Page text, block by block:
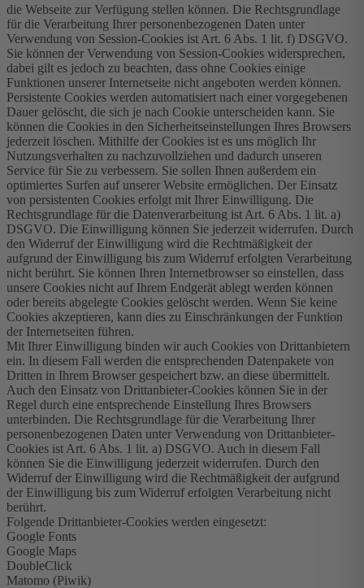
die Webseite zur Verfügung stellen können. Die Rechtsgrundlage
für die Verarbeitung Ihrer personenbezogenen Daten unter
Verwendung von Session-Cookies ist Art. 6 Abs. 1 lit. f) DSGVO.
Sie können der Verwendung von Session-Cookies widersprechen,
dabei gilt es jedoch zu beachten, dass ohne Cookies einige
Funktionen unserer Internetseite nicht angeboten werden können.
Persistente Cookies werden automatisiert nach einer vorgegebenen
Dauer gelöscht, die sich je nach Cookie unterscheiden kann. Sie
können die Cookies in den Sicherheitseinstellungen Ihres Browsers
jederzeit löschen. Mithilfe der Cookies ist es uns möglich Ihr
Nutzungsverhalten zu nachzuvollziehen und dadurch unseren
Service für Sie zu verbessern. Sie sollen Ihnen außerdem ein
optimiertes Surfen auf unserer Website ermöglichen. Der Einsatz
von persistenten Cookies erfolgt mit Ihrer Einwilligung. Die
Rechtsgrundlage für die Datenverarbeitung ist Art. 6 Abs. 1 lit. a)
DSGVO. Die Einwilligung können Sie jederzeit widerrufen. Durch
den Widerruf der Einwilligung wird die Rechtmäßigkeit der
aufgrund der Einwilligung bis zum Widerruf erfolgten Verarbeitung
nicht berührt. Sie können Ihren Internetbrowser so einstellen, dass
unsere Cookies nicht auf Ihrem Endgerät ablegt werden können
oder bereits abgelegte Cookies gelöscht werden. Wenn Sie keine
Cookies akzeptieren, kann dies zu Einschränkungen der Funktion
der Internetseiten führen.
Mit Ihrer Einwilligung binden wir auch Cookies von Drittanbietern
ein. In diesem Fall werden die entsprechenden Datenpakete von
Dritten in Ihrem Browser gespeichert bzw. an diese übermittelt.
Auch den Einsatz von Drittanbieter-Cookies können Sie in der
Regel durch eine entsprechende Einstellung Ihres Browsers
unterbinden. Die Rechtsgrundlage für die Verarbeitung Ihrer
personenbezogenen Daten unter Verwendung von Drittanbieter-
Cookies ist Art. 6 Abs. 1 lit. a) DSGVO. Auch in diesem Fall
können Sie die Einwilligung jederzeit widerrufen. Durch den
Widerruf der Einwilligung wird die Rechtmäßigkeit der aufgrund
der Einwilligung bis zum Widerruf erfolgten Verarbeitung nicht
berührt.
Folgende Drittanbieter-Cookies werden eingesetzt:
Google Fonts
Google Maps
DoubleClick
Matomo (Piwik)